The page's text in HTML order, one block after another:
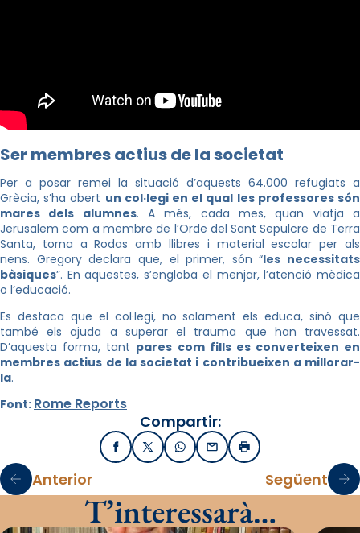
Ser membres actius de la societat
Per a posar remei la situació d’aquests 64.000 refugiats a
Grècia, s’ha obert un col·legi en el qual les professores són
mares dels alumnes. A més, cada mes, quan viatja a
Jerusalem com a membre de l’Orde del Sant Sepulcre de Terra
Santa, torna a Rodas amb llibres i material escolar per als
nens. Gregory declara que, el primer, són “les necessitats
bàsiques”. En aquestes, s’engloba el menjar, l’atenció mèdica
o l’educació.
Es destaca que el col·legi, no solament els educa, sinó que
també els ajuda a superar el trauma que han travessat.
D’aquesta forma, tant pares com fills es converteixen en
membres actius de la societat i contribueixen a millorar-
la.
Font: Rome Reports
Compartir:
FacebookX / TwitterWhatsApp
EmailImprimir
Anterior Següent
T’interessarà…